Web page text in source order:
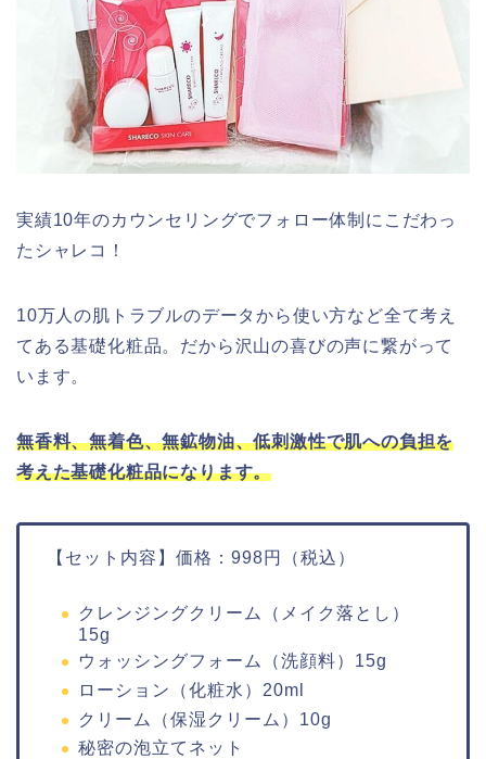
実績10年のカウンセリングでフォロー体制にこだわっ
たシャレコ！
10万人の肌トラブルのデータから使い方など全て考え
てある基礎化粧品。だから沢山の喜びの声に繋がって
います。
無香料、無着色、無鉱物油、低刺激性で肌への負担を
考えた基礎化粧品になります。
【セット内容】価格：998円（税込）
クレンジングクリーム（メイク落とし）
15g
ウォッシングフォーム（洗顔料）15g
ローション（化粧水）20ml
クリーム（保湿クリーム）10g
秘密の泡立てネット